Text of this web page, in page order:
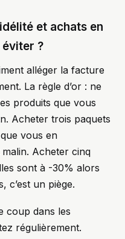
et achats en
?
alléger la facture
La règle d’or : ne
produits que vous
Acheter trois paquets
vous en
Acheter cinq
sont à -30% alors
c’est un piège.
coup dans les
régulièrement.